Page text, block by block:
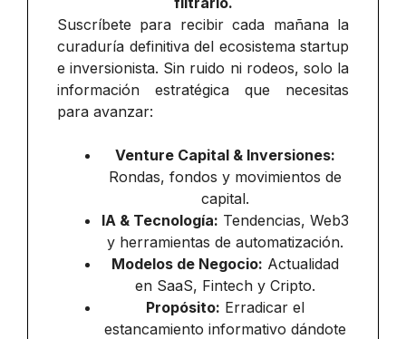
Suscríbete para recibir cada mañana la
curaduría definitiva del ecosistema startup
e inversionista. Sin ruido ni rodeos, solo la
información estratégica que necesitas
para avanzar:
Venture Capital & Inversiones:
Rondas, fondos y movimientos de
capital.
IA & Tecnología: Tendencias, Web3
y herramientas de automatización.
Modelos de Negocio: Actualidad
en SaaS, Fintech y Cripto.
Propósito: Erradicar el
estancamiento informativo dándote